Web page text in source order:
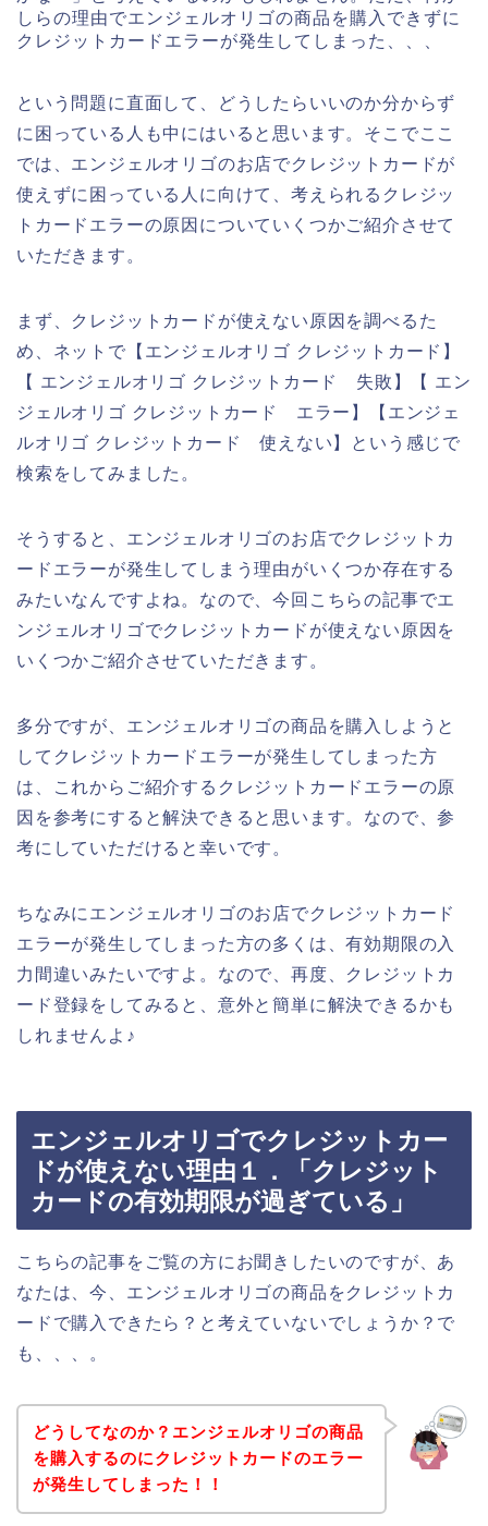
しらの理由でエンジェルオリゴの商品を購入できずに
クレジットカードエラーが発生してしまった、、、
という問題に直面して、どうしたらいいのか分からず
に困っている人も中にはいると思います。そこでここ
では、エンジェルオリゴのお店でクレジットカードが
使えずに困っている人に向けて、考えられるクレジッ
トカードエラーの原因についていくつかご紹介させて
いただきます。
まず、クレジットカードが使えない原因を調べるた
め、ネットで【エンジェルオリゴ クレジットカード】
【 エンジェルオリゴ クレジットカード 失敗】【 エン
ジェルオリゴ クレジットカード エラー】【エンジェ
ルオリゴ クレジットカード 使えない】という感じで
検索をしてみました。
そうすると、エンジェルオリゴのお店でクレジットカ
ードエラーが発生してしまう理由がいくつか存在する
みたいなんですよね。なので、今回こちらの記事でエ
ンジェルオリゴでクレジットカードが使えない原因を
いくつかご紹介させていただきます。
多分ですが、エンジェルオリゴの商品を購入しようと
してクレジットカードエラーが発生してしまった方
は、これからご紹介するクレジットカードエラーの原
因を参考にすると解決できると思います。なので、参
考にしていただけると幸いです。
ちなみにエンジェルオリゴのお店でクレジットカード
エラーが発生してしまった方の多くは、有効期限の入
力間違いみたいですよ。なので、再度、クレジットカ
ード登録をしてみると、意外と簡単に解決できるかも
しれませんよ♪
エンジェルオリゴでクレジットカー
ドが使えない理由１．「クレジット
カードの有効期限が過ぎている」
こちらの記事をご覧の方にお聞きしたいのですが、あ
なたは、今、エンジェルオリゴの商品をクレジットカ
ードで購入できたら？と考えていないでしょうか？で
も、、、。
どうしてなのか？エンジェルオリゴの商品
を購入するのにクレジットカードのエラー
が発生してしまった！！